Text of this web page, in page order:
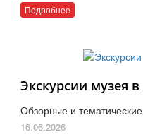
Подробнее
Экскурсии музея
Обзорные и
16.06.2026